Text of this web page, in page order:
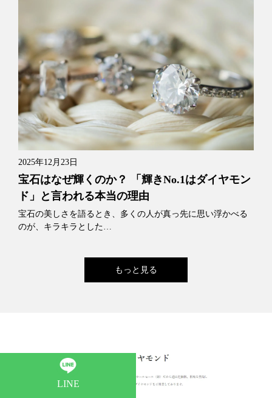
2025年12月23日
宝石はなぜ輝くのか？ 「輝きNo.1はダイヤモン
ド」と言われる本当の理由
宝石の美しさを語るとき、多くの人が真っ先に思い浮かべる
のが、キラキラとした…
もっと見る
LINE